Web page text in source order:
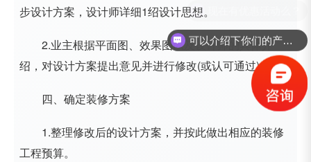
步设计方案，设计师详细1绍设计思想。
2.业主根据平面图、效果图以及设计师的具体介
绍，对设计方案提出意见并进行修改(或认可通过)
四、确定装修方案
1.整理修改后的设计方案，并按此做出相应的装修
工程预算。
可以介绍下你们的产品么？